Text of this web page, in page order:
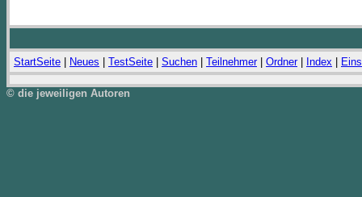
StartSeite Neues TestSeite Suchen Teilnehmer| Ordner| Index
© die jeweiligen Autoren